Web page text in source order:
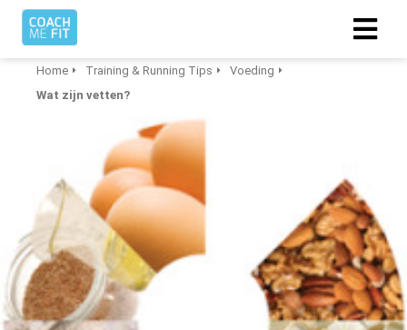
Home Training & Running Tips
Voeding
Wat zijn vetten?